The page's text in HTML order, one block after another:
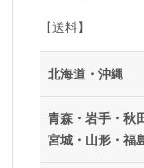
【送料】
地域 料金
北海道・沖縄
青森・岩手・秋
宮城・山形・福